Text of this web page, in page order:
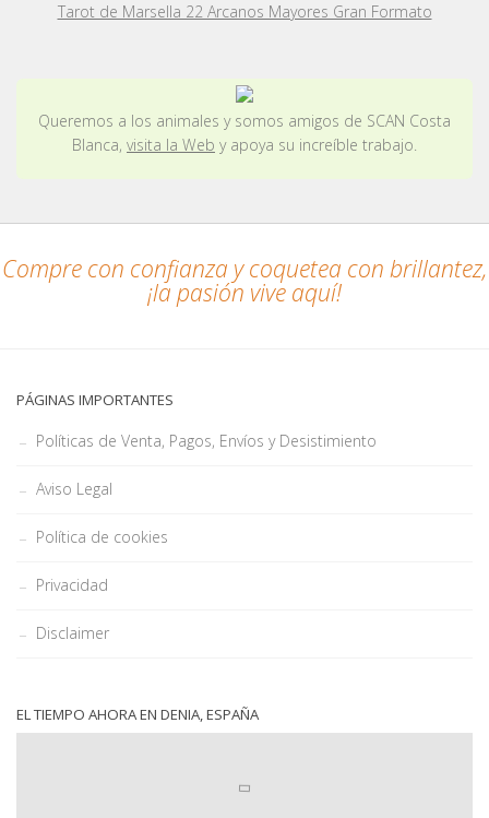
Tarot de Marsella 22 Arcanos Mayores Gran Formato
Queremos a los animales y somos amigos de SCAN Costa
Blanca, visita la Web y apoya su increíble trabajo.
Compre con confianza y coquetea con brillantez,
¡la pasión vive aquí!
PÁGINAS IMPORTANTES
Políticas de Venta, Pagos, Envíos y Desistimiento
Aviso Legal
Política de cookies
Privacidad
Disclaimer
EL TIEMPO AHORA EN DENIA, ESPAÑA